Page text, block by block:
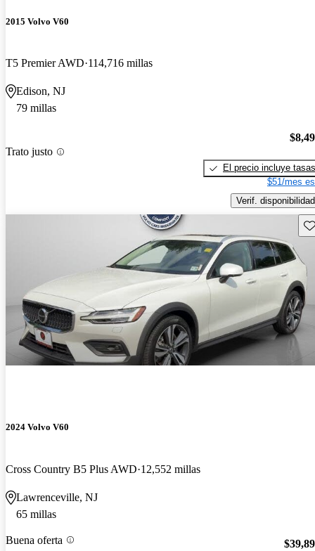
2015 Volvo V60
T5 Premier AWD 114,716 millas
Edison, NJ
79 millas
Trato justo
El precio incluye tasas
$51/mes
Verif. disponibilidad
2024 Volvo V60
Cross Country B5 Plus AWD 12,552 millas
Lawrenceville, NJ
65 millas
Buena oferta